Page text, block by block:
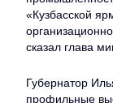
«Кузбасской
сказал глава
Губернатор
профильные